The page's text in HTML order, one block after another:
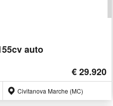
auto
€ 29.920
Civitanova Marche (MC)